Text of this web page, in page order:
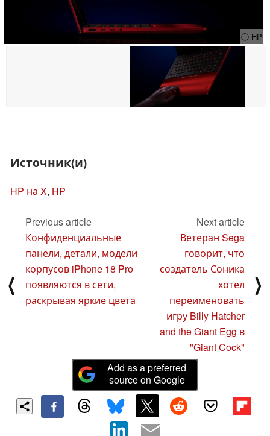
ⓘ HP
Источник(и)
HP на X, HP
⟨
Previous article
Конфиденциальные
панели, детали, модели
корпусов iPhone 18 Pro
появляются в сети,
раскрывая яркие цвета
Next article
Ветеран Sega
говорит, что
создатель Соника
хотел
переименовать
игру Billy Hatcher
and the Giant Egg в
"Giant Cock"
⟩
Add as a preferred
source on Google